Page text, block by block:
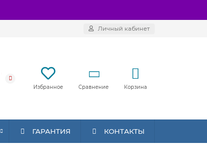
Личный кабинет
Избранное Сравнение Корзина
ГАРАНТИЯ КОНТАКТЫ